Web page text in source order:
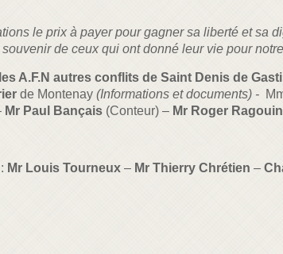
le prix à payer pour gagner sa liberté et sa
de ceux qui ont donné leur vie pour
les A.F.N autres conflits de Saint Denis de
de Montenay (Informations et documents) -
Mr Paul Bançais (Conteur) – Mr Roger Ragouin
Mr Louis Tourneux – Mr Thierry Chrétien –